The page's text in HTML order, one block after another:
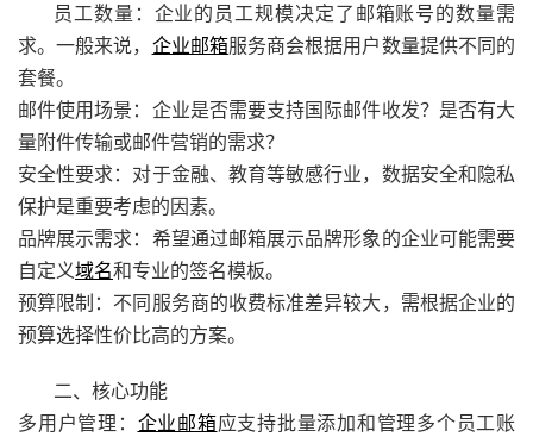
员工数量：企业的员工规模决定了邮箱账号的数量需
求。一般来说， 企业邮箱服务商会根据用户数量提供不同的
套餐。
邮件使用场景：企业是否需要支持国际邮件收发？是否有大
量附件传输或邮件营销的需求？
安全性要求：对于金融、教育等敏感行业，数据安全和隐私
保护是重要考虑的因素。
品牌展示需求：希望通过邮箱展示品牌形象的企业可能需要
自定义域名和专业的签名模板。
预算限制：不同服务商的收费标准差异较大，需根据企业的
预算选择性价比高的方案。
二、核心功能
多用户管理： 企业邮箱应支持批量添加和管理多个员工账